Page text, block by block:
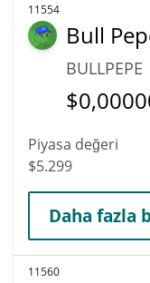
11554
Bull
BULLPEPE
$
Piyasa değeri
$5.299
Daha fazla
11560